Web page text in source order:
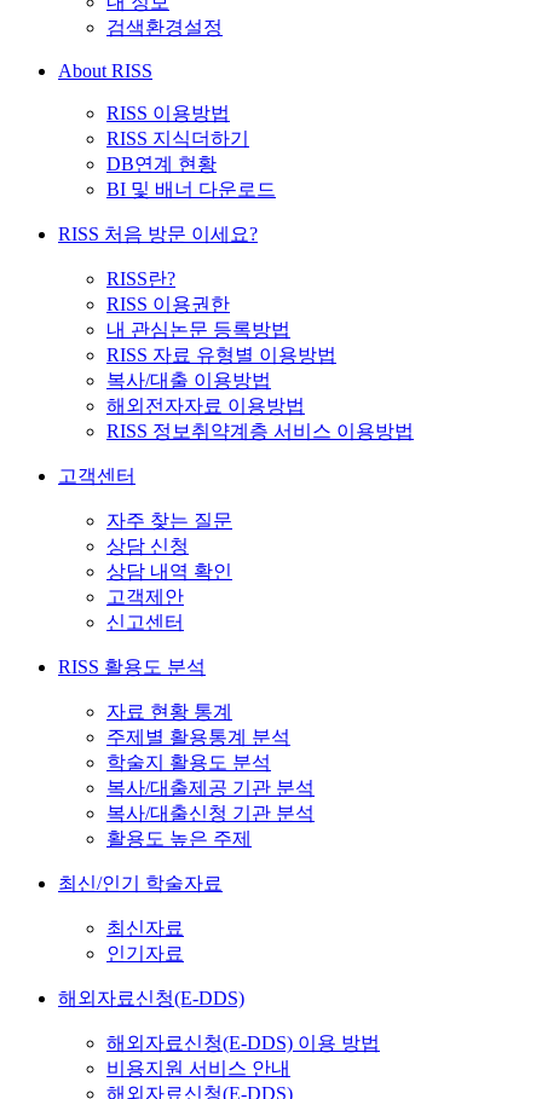
검색환경설정
About RISS
RISS 이용방법
RISS 지식더하기
DB연계 현황
BI 및 배너 다운로드
RISS 처음 방문 이세요?
RISS란?
RISS 이용권한
내 관심논문 등록방법
RISS 자료 유형별 이용방법
복사/대출 이용방법
해외전자자료 이용방법
RISS 정보취약계층 서비스 이용방법
고객센터
자주 찾는 질문
상담 신청
상담 내역 확인
고객제안
신고센터
RISS 활용도 분석
자료 현황 통계
주제별 활용통계 분석
학술지 활용도 분석
복사/대출제공 기관 분석
복사/대출신청 기관 분석
활용도 높은 주제
최신/인기 학술자료
최신자료
인기자료
해외자료신청(E-DDS)
해외자료신청(E-DDS) 이용 방법
비용지원 서비스 안내
해외자료신청(E-DDS)